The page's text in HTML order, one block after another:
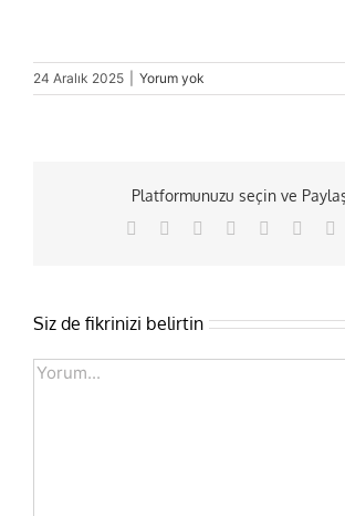
24 Aralık 2025 Yorum yok
Platformunuzu seçin ve
Facebook Reddit LinkedIn
Tumblr
Siz de fikrinizi belirtin
Comment